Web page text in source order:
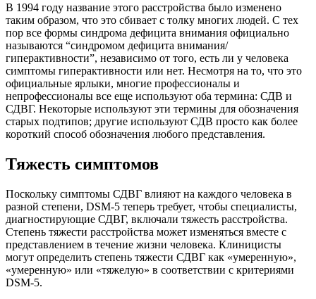
В 1994 году название этого расстройства было изменено
таким образом, что это сбивает с толку многих людей. С тех
пор все формы синдрома дефицита внимания официально
называются “синдромом дефицита внимания/
гиперактивности”, независимо от того, есть ли у человека
симптомы гиперактивности или нет. Несмотря на то, что это
официальные ярлыки, многие профессионалы и
непрофессионалы все еще используют оба термина: СДВ и
СДВГ. Некоторые используют эти термины для обозначения
старых подтипов; другие используют СДВ просто как более
короткий способ обозначения любого представления.
Тяжесть симптомов
Поскольку симптомы СДВГ влияют на каждого человека в
разной степени, DSM-5 теперь требует, чтобы специалисты,
диагностирующие СДВГ, включали тяжесть расстройства.
Степень тяжести расстройства может изменяться вместе с
представлением в течение жизни человека. Клиницисты
могут определить степень тяжести СДВГ как «умеренную»,
«умеренную» или «тяжелую» в соответствии с критериями
DSM-5.